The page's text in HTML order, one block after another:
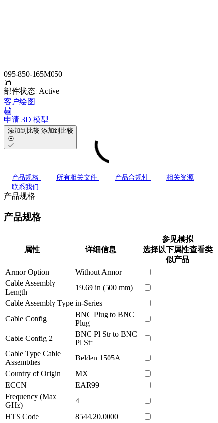
095-850-165M050
部件状态: Active
客户绘图
申请 3D 模型
添加到比较 添加到比较
产品规格 所有相关文件 产品合规性
相关资源
联系我们
产品规格
产品规格
属性 详细信息
参见模拟
选择以下属性查看类
似产品
Armor Option
Without Armor
Cable Assembly
Length
19.69 in (500 mm)
Cable Assembly Type in-Series
Cable Config
BNC Plug to BNC
Plug
Cable Config 2
BNC Pl Str to BNC
Pl Str
Cable Type Cable
Assemblies
Belden 1505A
Country of Origin
MX
ECCN
EAR99
Frequency (Max
GHz)
4
HTS Code
8544.20.0000